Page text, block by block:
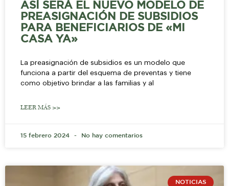
ASÍ SERÁ EL NUEVO MODELO DE
PREASIGNACIÓN DE SUBSIDIOS
PARA BENEFICIARIOS DE «MI
CASA YA»
La preasignación de subsidios es un modelo que
funciona a partir del esquema de preventas y tiene
como objetivo brindar a las familias y al
LEER MÁS >>
15 febrero 2024 No hay comentarios
NOTICIAS